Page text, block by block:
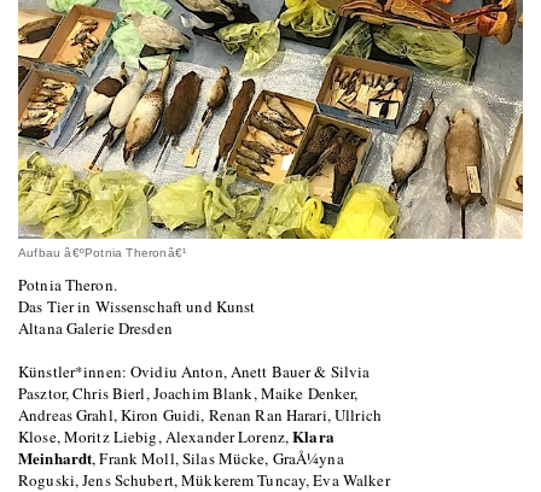
Aufbau â€ºPotnia Theronâ€¹
Potnia Theron.
Das Tier in Wissenschaft und Kunst
Altana Galerie Dresden
Künstler*innen: Ovidiu Anton, Anett Bauer & Silvia
Pasztor, Chris Bierl, Joachim Blank, Maike Denker,
Andreas Grahl, Kiron Guidi, Renan Ran Harari, Ullrich
Klose, Moritz Liebig, Alexander Lorenz,Klara
Meinhardt, Frank Moll, Silas Mücke, GraÅ¼yna
Roguski, Jens Schubert, Mükkerem Tuncay, Eva Walker